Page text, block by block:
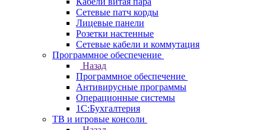
Сетевые патч корды
Лицевые панели
Розетки настенные
Сетевые кабели и коммутация
Программное обеспечение
Назад
Программное обеспечение
Антивирусные программы
Операционные системы
1С:Бухгалтерия
ТВ и игровые консоли